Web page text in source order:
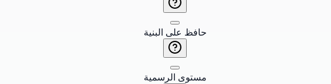
حافظ على البنية
مستوى الرسمية